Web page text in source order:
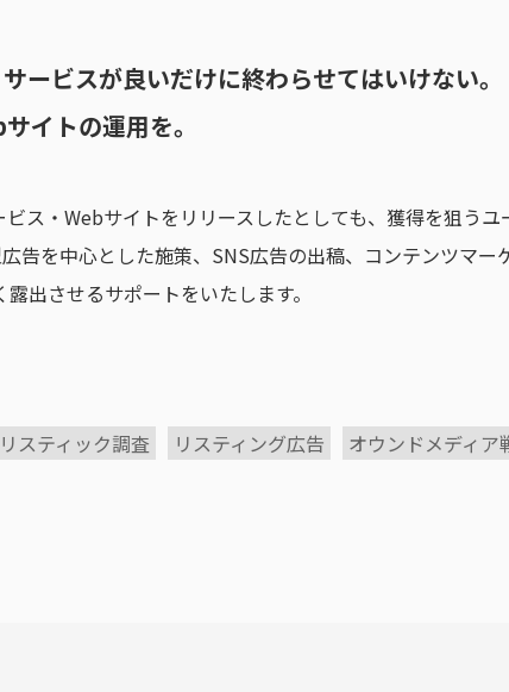
ービスが良いだけに終わらせてはいけない。
イトの運用を。
ス・Webサイトをリリースしたとしても、獲得を狙う
告を中心とした施策、SNS広告の出稿、コンテンツマ
出させるサポートをいたします。
スティック調査 リスティング広告 オウンドメディア